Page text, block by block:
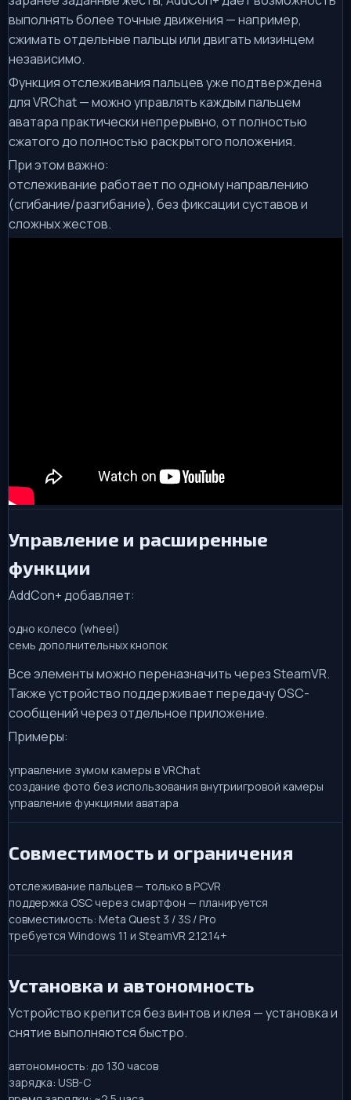
выполнять более точные движения — например,
сжимать отдельные пальцы или двигать мизинцем
независимо.
Функция отслеживания пальцев уже подтверждена
для VRChat — можно управлять каждым пальцем
аватара практически непрерывно, от полностью
сжатого до полностью раскрытого положения.
При этом важно:
отслеживание работает по одному направлению
(сгибание/разгибание), без фиксации суставов и
сложных жестов.
Управление и расширенные
функции
AddCon+ добавляет:
одно колесо (wheel)
семь дополнительных кнопок
Все элементы можно переназначить через SteamVR.
Также устройство поддерживает передачу OSC-
сообщений через отдельное приложение.
Примеры:
управление зумом камеры в VRChat
создание фото без использования внутриигровой камеры
управление функциями аватара
Совместимость и ограничения
отслеживание пальцев — только в PCVR
поддержка OSC через смартфон — планируется
совместимость: Meta Quest 3 / 3S / Pro
требуется Windows 11 и SteamVR 2.12.14+
Установка и автономность
Устройство крепится без винтов и клея — установка и
снятие выполняются быстро.
автономность: до 130 часов
зарядка: USB-C